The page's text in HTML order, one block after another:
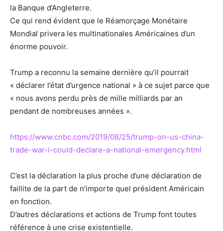
la Banque d’Angleterre.
Ce qui rend évident que le Réamorçage Monétaire
Mondial privera les multinationales Américaines d’un
énorme pouvoir.
Trump a reconnu la semaine dernière qu’il pourrait
« déclarer l’état d’urgence national » à ce sujet parce que
« nous avons perdu près de mille milliards par an
pendant de nombreuses années ».
https://www.cnbc.com/2019/08/25/trump-on-us-china-
trade-war-i-could-declare-a-national-emergency.html
C’est la déclaration la plus proche d’une déclaration de
faillite de la part de n’importe quel président Américain
en fonction.
D’autres déclarations et actions de Trump font toutes
référence à une crise existentielle.